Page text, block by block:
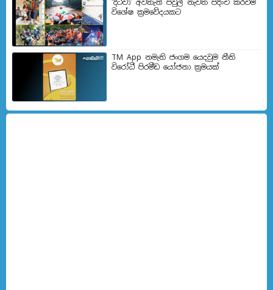
‘දිට්වා’ අවතැන් පවුල් නැවත පදිංචි කරවීම
විශේෂ ක්‍රමවේදයකට
TM App නමැති ජංගම යෙදවුම නීති
විරෝධී පිරමීඩ යෝජනා ක්‍රමයක්